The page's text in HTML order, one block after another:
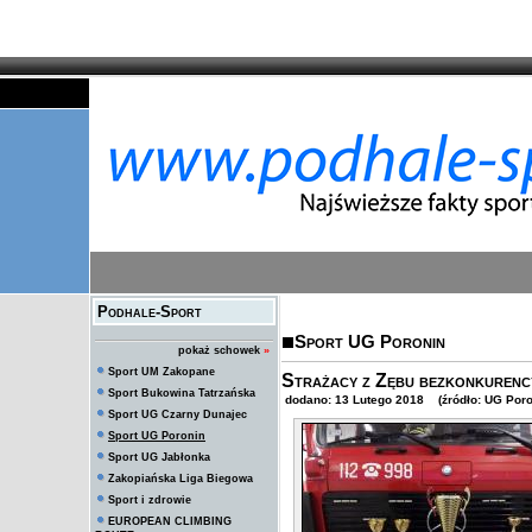
Podhale-Sport
pokaż schowek »
Sport UM Zakopane
Sport Bukowina Tatrzańska
Sport UG Czarny Dunajec
Sport UG Poronin
Sport UG Jabłonka
Zakopiańska Liga Biegowa
Sport i zdrowie
EUROPEAN CLIMBING
Sport UG Poronin
Strażacy z Zębu
dodano: 13 Lutego 2018 (źródło: UG